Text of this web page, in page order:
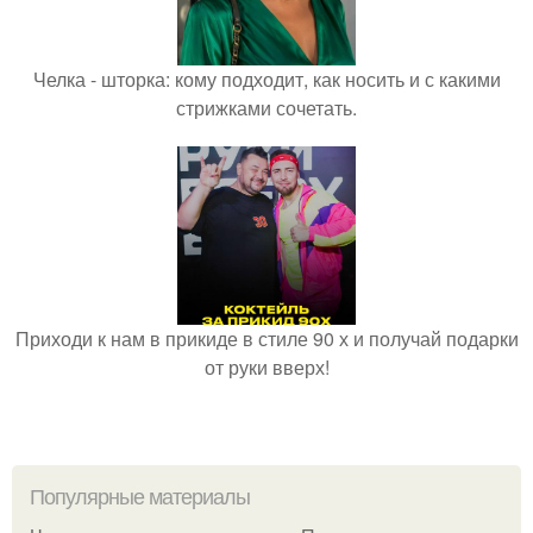
Челка - шторка: кому подходит, как носить и с какими
стрижками сочетать.
Приходи к нам в прикиде в стиле 90 х и получай подарки
от руки вверх!
Популярные материалы